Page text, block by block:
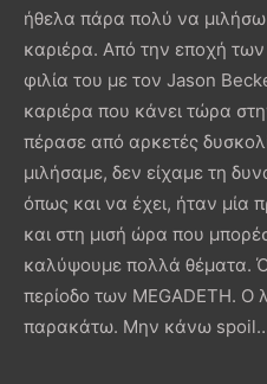
ήθελα πάρα πολύ να μιλήσω
καριέρα. Από την εποχή των
φιλία του με τον Jason
καριέρα που κάνει τώρα
πέρασε από αρκετές
μιλήσαμε, δεν είχαμε τη
όπως και να έχει, ήταν μία
και στη μισή ώρα που
καλύψουμε πολλά θέματα.
περίοδο των MEGADETH. Ο
παρακάτω. Μην κάνω